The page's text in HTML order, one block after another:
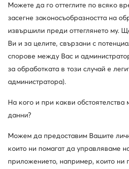
Можете да го оттеглите по всяко
засегне законосъобразността на
извършили преди оттеглянето му.
Ви и за целите, свързани с
спорове между Вас и
за обработката в този случай е
администратора).
На кого и при какви
данни?
Можем да предоставим Вашите
които ни помагат да управляваме
приложението, например, които ни